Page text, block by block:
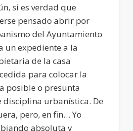
si es verdad que
pensado abrir por
del Ayuntamiento
un expediente a la
de la casa
para colocar la
posible o presunta
disciplina urbanística. De
pero, en fin… Yo
absoluta y